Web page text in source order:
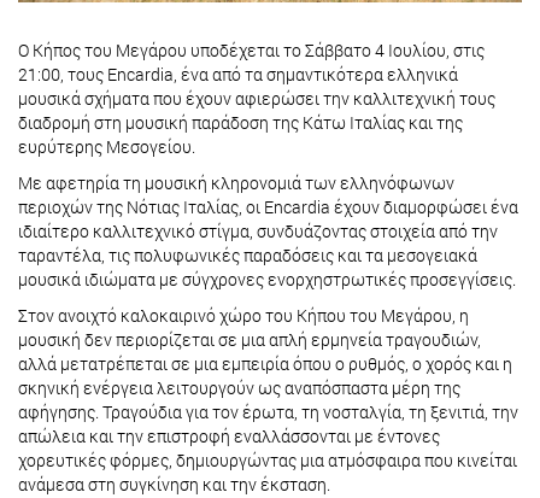
Ο Κήπος του Μεγάρου υποδέχεται το Σάββατο 4 Ιουλίου, στις
21:00, τους Encardia, ένα από τα σημαντικότερα ελληνικά
μουσικά σχήματα που έχουν αφιερώσει την καλλιτεχνική τους
διαδρομή στη μουσική παράδοση της Κάτω Ιταλίας και της
ευρύτερης Μεσογείου.
Με αφετηρία τη μουσική κληρονομιά των ελληνόφωνων
περιοχών της Νότιας Ιταλίας, οι Encardia έχουν διαμορφώσει ένα
ιδιαίτερο καλλιτεχνικό στίγμα, συνδυάζοντας στοιχεία από την
ταραντέλα, τις πολυφωνικές παραδόσεις και τα μεσογειακά
μουσικά ιδιώματα με σύγχρονες ενορχηστρωτικές προσεγγίσεις.
Στον ανοιχτό καλοκαιρινό χώρο του Κήπου του Μεγάρου, η
μουσική δεν περιορίζεται σε μια απλή ερμηνεία τραγουδιών,
αλλά μετατρέπεται σε μια εμπειρία όπου ο ρυθμός, ο χορός και η
σκηνική ενέργεια λειτουργούν ως αναπόσπαστα μέρη της
αφήγησης. Τραγούδια για τον έρωτα, τη νοσταλγία, τη ξενιτιά, την
απώλεια και την επιστροφή εναλλάσσονται με έντονες
χορευτικές φόρμες, δημιουργώντας μια ατμόσφαιρα που κινείται
ανάμεσα στη συγκίνηση και την έκσταση.